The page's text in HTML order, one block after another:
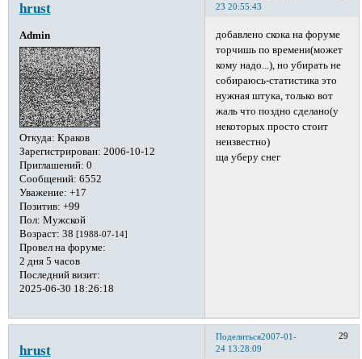
23 20:55:43
hrust
Admin
Откуда: Краков
Зарегистрирован: 2006-10-12
Приглашений: 0
Сообщений: 6552
Уважение: +17
Позитив: +99
Пол: Мужской
Возраст: 38 [1988-07-14]
Провел на форуме:
2 дня 5 часов
Последний визит:
2025-06-30 18:26:18
добавлено скока на форуме
торчишь по времени(может
кому надо...), но убирать не
собираюсь-статистика это
нужная штука, только вот
жаль что поздно сделано(у
некоторых просто стоит
неизвестно)
ща уберу снег
Поделиться 29
2007-01-
24 13:28:09
hrust